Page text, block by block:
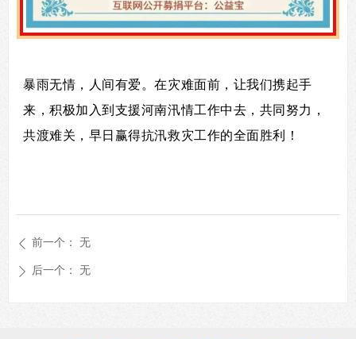
暴雨无情，人间有爱。在灾难面前，让我们携起手
来，积极加入到支援河南汛情工作中去，共同努力，
共渡难关，早日赢得抗汛救灾工作的全面胜利！
ꄴ 前一个： 无
ꄲ 后一个： 无